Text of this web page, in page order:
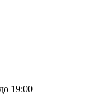
19:00